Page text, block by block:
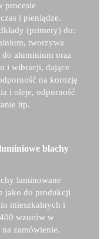
procesie
i pieniądze.
(primery) do:
tworzywa
do aluminium oraz
i wibracji, dające
na korozję
i oleje, odporność
itp.
blachy
laminowane
jako do produkcji
mieszkalnych i
wzorów w
zamówienie.